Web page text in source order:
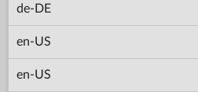
de-DE
en-US
en-US